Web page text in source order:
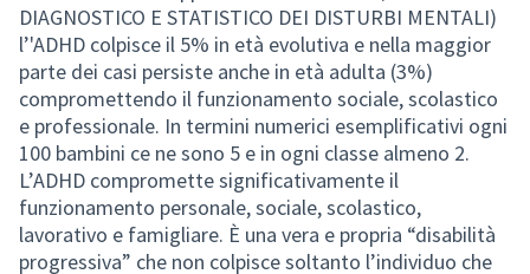
DIAGNOSTICO E STATISTICO DEI DISTURBI MENTALI)
l’'ADHD colpisce il 5% in età evolutiva e nella maggior
parte dei casi persiste anche in età adulta (3%)
compromettendo il funzionamento sociale, scolastico
e professionale. In termini numerici esemplificativi ogni
100 bambini ce ne sono 5 e in ogni classe almeno 2.
L’ADHD compromette significativamente il
funzionamento personale, sociale, scolastico,
lavorativo e famigliare. È una vera e propria “disabilità
progressiva” che non colpisce soltanto l’individuo che